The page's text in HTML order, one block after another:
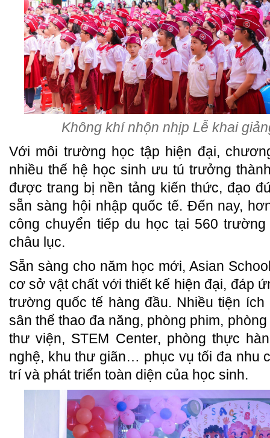
Không khí nhộn nhịp Lễ khai
Với môi trường học tập hiện đại,
nhiều thế hệ học sinh ưu tú trưởng
được trang bị nền tảng kiến thức, đạo
sẵn sàng hội nhập quốc tế. Đến nay,
công chuyển tiếp du học tại 560
châu lục.
Sẵn sàng cho năm học mới, Asian
cơ sở vật chất với thiết kế hiện đại, đáp
trường quốc tế hàng đầu. Nhiều tiện
sân thể thao đa năng, phòng phim,
thư viện, STEM Center, phòng thực
nghệ, khu thư giãn… phục vụ tối đa nhu
trí và phát triển toàn diện của học sinh.